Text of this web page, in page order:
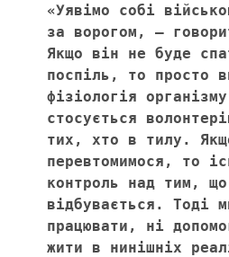
«Уявімо собі
за ворогом, –
Якщо він не буде
поспіль, то просто
фізіологія
стосується
тих, хто в тилу.
перевтомимося, то
контроль над тим,
відбувається. Тоді
працювати, ні
жити в нинішніх